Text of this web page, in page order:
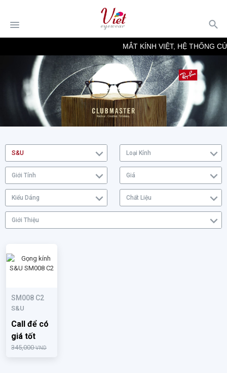
MẮT KÍNH VIỆT, HỆ THỐNG
S&U Loại Kính
Giới Tính Giá
Kiểu Dáng Chất Liệu
Giới Thiệu
SM008 C2
S&U
345,000VND
Call để có
giá tốt